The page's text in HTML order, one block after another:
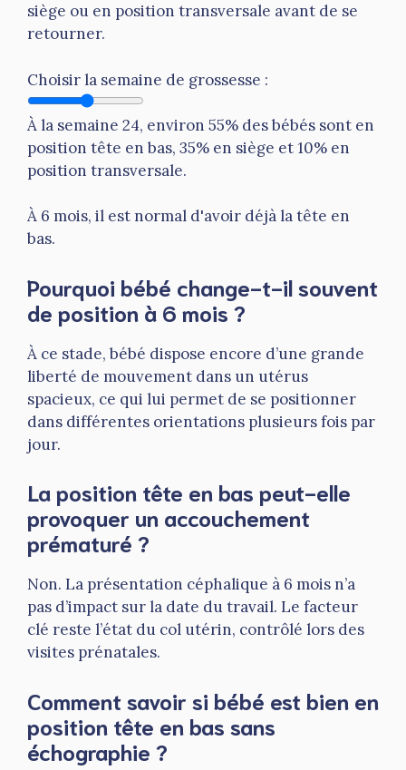
siège ou en position transversale avant de se
retourner.
Choisir la semaine de grossesse :
À la semaine 24, environ 55% des bébés sont en
position tête en bas, 35% en siège et 10% en
position transversale.
À 6 mois, il est normal d'avoir déjà la tête en
bas.
Pourquoi bébé change-t-il souvent
de position à 6 mois ?
À ce stade, bébé dispose encore d’une grande
liberté de mouvement dans un utérus
spacieux, ce qui lui permet de se positionner
dans différentes orientations plusieurs fois par
jour.
La position tête en bas peut-elle
provoquer un accouchement
prématuré ?
Non. La présentation céphalique à 6 mois n’a
pas d’impact sur la date du travail. Le facteur
clé reste l’état du col utérin, contrôlé lors des
visites prénatales.
Comment savoir si bébé est bien en
position tête en bas sans
échographie ?